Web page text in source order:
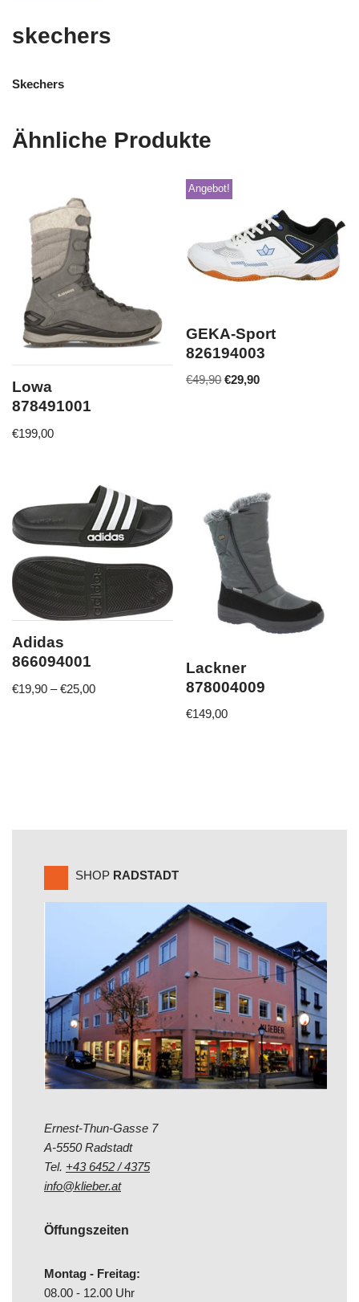
skechers
Skechers
Ähnliche Produkte
Lowa
878491001
€199,00
Angebot!
GEKA-Sport
826194003
€49,90 €29,90
Adidas
866094001
€19,90 –€25,00
Lackner
878004009
€149,00
SHOP RADSTADT
Ernest-Thun-Gasse 7
A-5550 Radstadt
Tel. +43 6452 / 4375
info@klieber.at
Öffungszeiten
Montag - Freitag:
08.00 - 12.00 Uhr